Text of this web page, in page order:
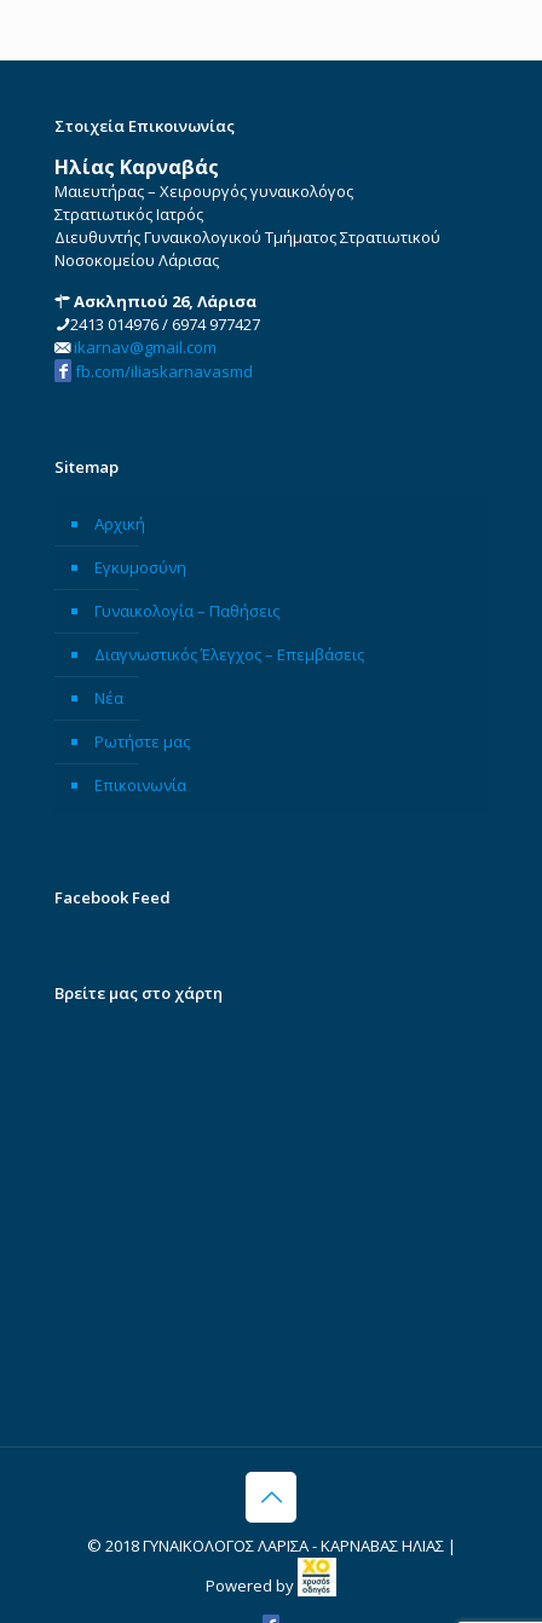
Στοιχεία Επικοινωνίας
Ηλίας Καρναβάς
Μαιευτήρας – Χειρουργός γυναικολόγος
Στρατιωτικός Ιατρός
Διευθυντής Γυναικολογικού Τμήματος Στρατιωτικού
Νοσοκομείου Λάρισας
Ασκληπιού 26, Λάρισα
2413 014976/6974 977427
ikarnav@gmail.com
fb.com/iliaskarnavasmd
Sitemap
Αρχική
Εγκυμοσύνη
Γυναικολογία – Παθήσεις
Διαγνωστικός Έλεγχος – Επεμβάσεις
Νέα
Ρωτήστε μας
Επικοινωνία
Facebook Feed
Βρείτε μας στο χάρτη
© 2018 ΓΥΝΑΙΚΟΛΟΓΟΣ ΛΑΡΙΣΑ - ΚΑΡΝΑΒΑΣ ΗΛΙΑΣ |
Powered by